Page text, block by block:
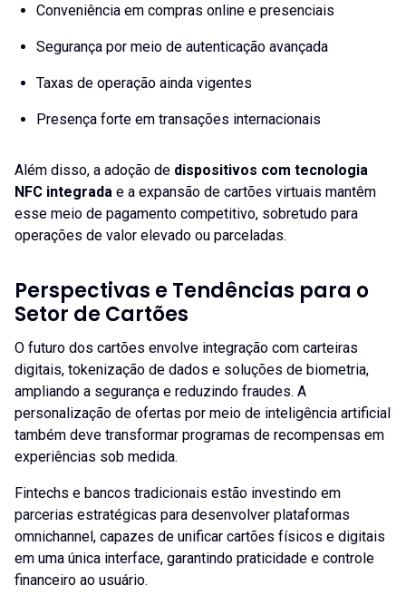
Conveniência em compras online e presenciais
Segurança por meio de autenticação avançada
Taxas de operação ainda vigentes
Presença forte em transações internacionais
Além disso, a adoção de dispositivos com tecnologia
NFC integrada e a expansão de cartões virtuais mantêm
esse meio de pagamento competitivo, sobretudo para
operações de valor elevado ou parceladas.
Perspectivas e Tendências para o
Setor de Cartões
O futuro dos cartões envolve integração com carteiras
digitais, tokenização de dados e soluções de biometria,
ampliando a segurança e reduzindo fraudes. A
personalização de ofertas por meio de inteligência artificial
também deve transformar programas de recompensas em
experiências sob medida.
Fintechs e bancos tradicionais estão investindo em
parcerias estratégicas para desenvolver plataformas
omnichannel, capazes de unificar cartões físicos e digitais
em uma única interface, garantindo praticidade e controle
financeiro ao usuário.